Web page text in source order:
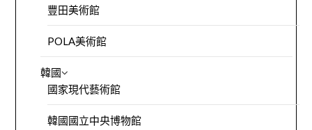
豐田美術館
POLA美術館
韓國
國家現代藝術館
韓國國立中央博物館